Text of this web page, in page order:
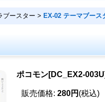
ブースター > EX-02 テーマブース
ポコモン[DC_EX2-
販売価格: 280円 (税込)